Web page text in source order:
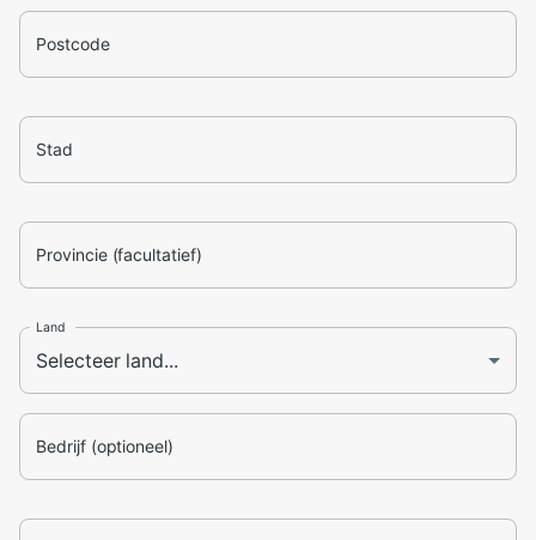
Postcode
Stad
Provincie (facultatief)
Land
Bedrijf (optioneel)